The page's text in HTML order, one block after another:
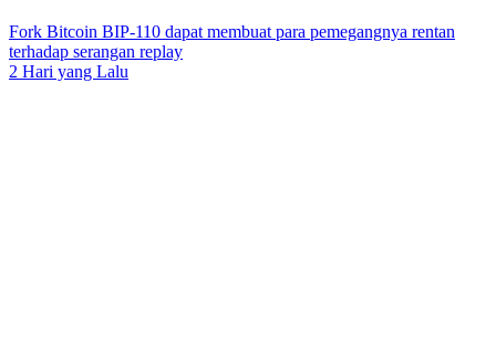
Fork Bitcoin BIP-110 dapat membuat para pemegangnya rentan
terhadap serangan replay
2 Hari yang Lalu